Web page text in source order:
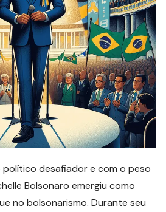
político desafiador e com o peso
Bolsonaro emergiu como
no bolsonarismo. Durante seu